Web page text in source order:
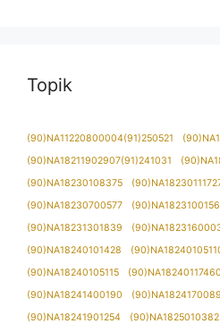
Topik
(90)NA11220800004(91)250521
(90)NA18211902907(91)241031
(90)NA18230108375
(90)NA18230700577
(90)NA18231301839
(90)NA18240101428
(90)NA18240105115
(90)NA18240117460
(90)NA18241400190
(90)NA18241901254